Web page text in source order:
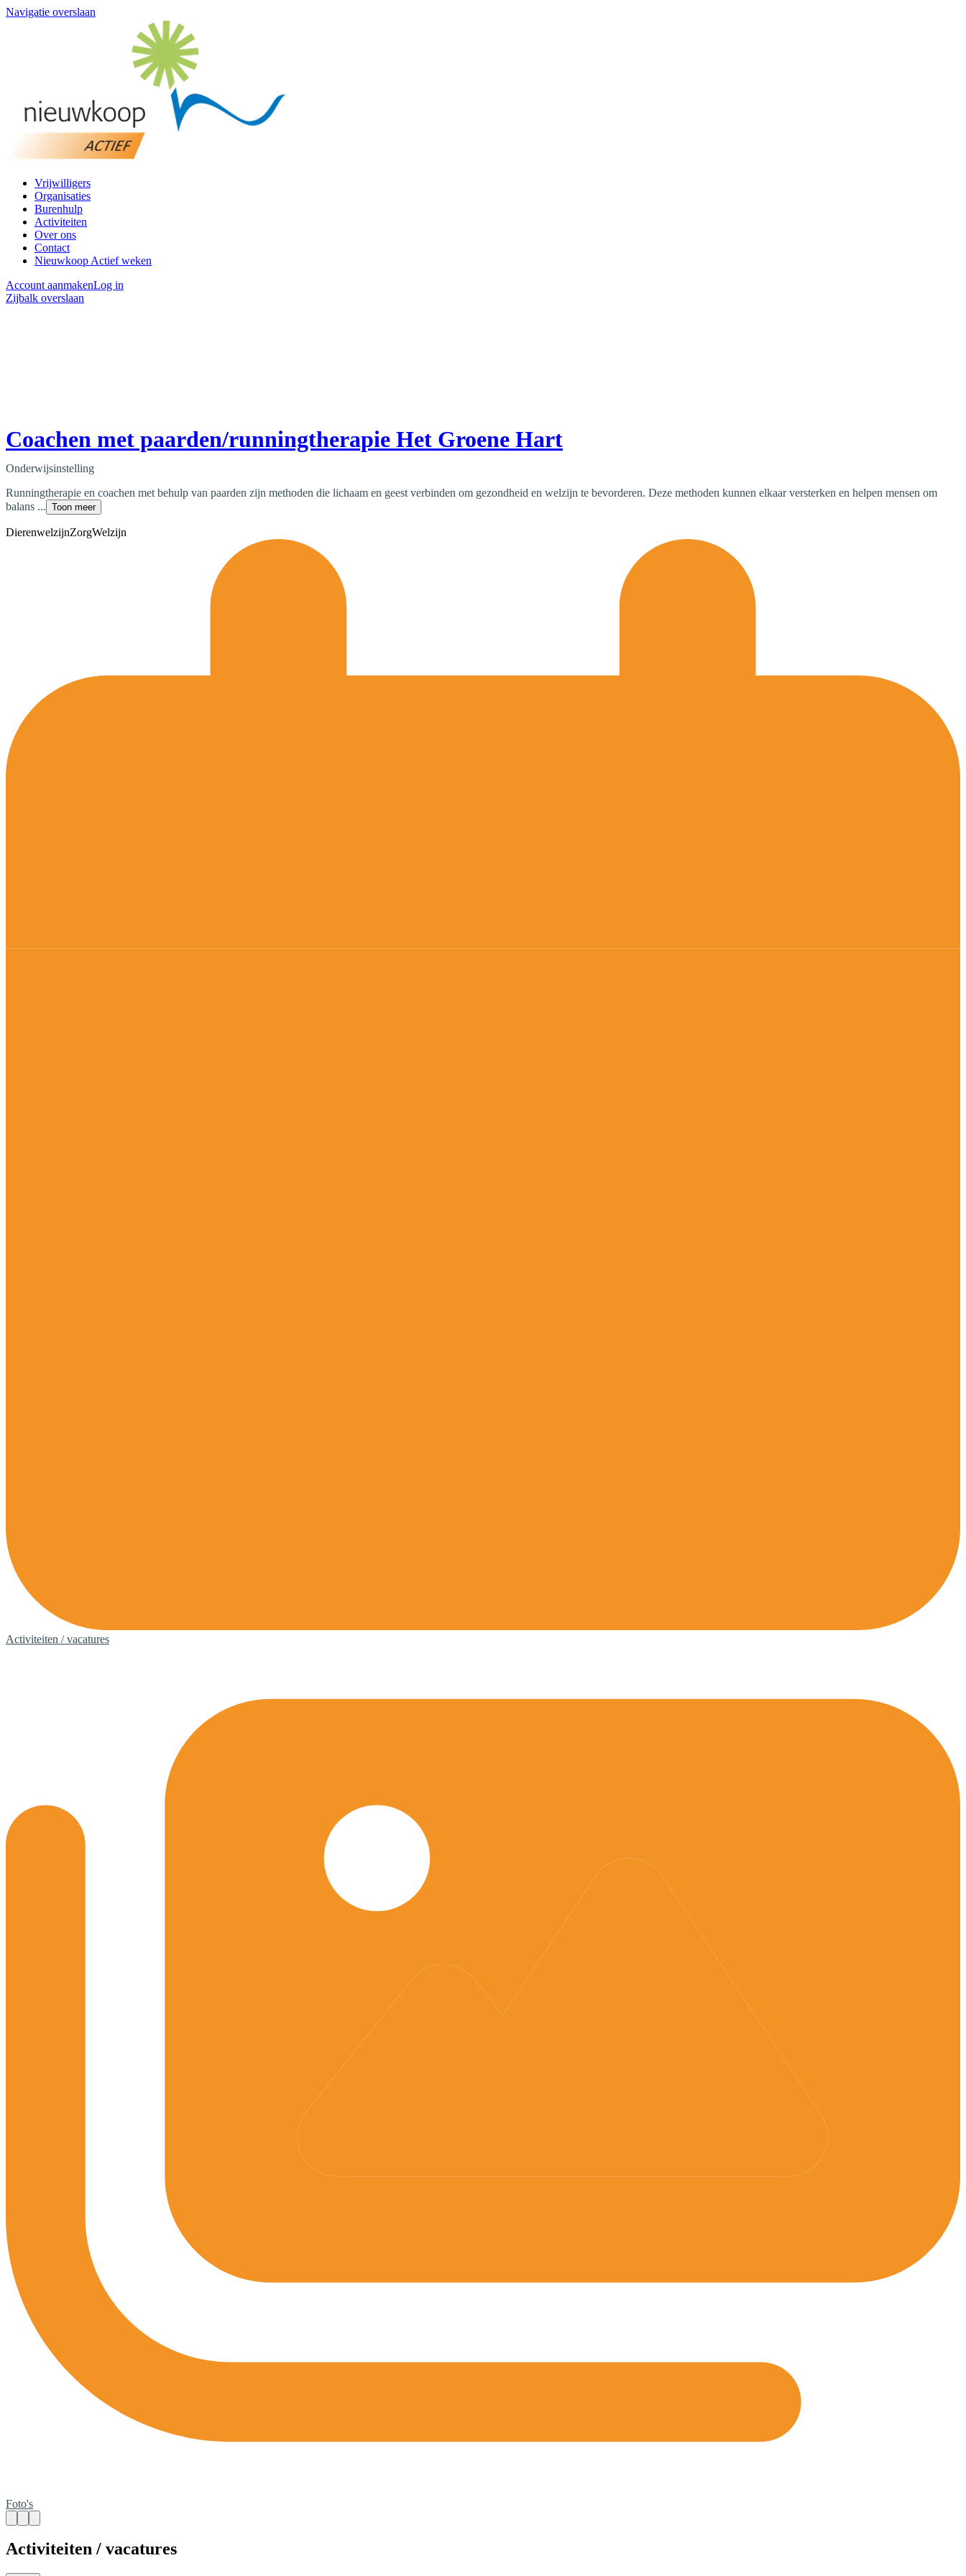
Navigatie overslaan
Vrijwilligers
Organisaties
Burenhulp
Activiteiten
Over ons
Contact
Nieuwkoop Actief weken
Account aanmakenLog in
Zijbalk overslaan
Coachen met paarden/runningtherapie Het Groene Hart
Onderwijsinstelling
Runningtherapie en coachen met behulp van paarden zijn methoden die lichaam en geest verbinden om gezondheid en welzijn te bevorderen. Deze methoden kunnen elkaar versterken en helpen mensen om
balans ... Toon meer
DierenwelzijnZorgWelzijn
Activiteiten / vacatures
Foto's
Activiteiten / vacatures